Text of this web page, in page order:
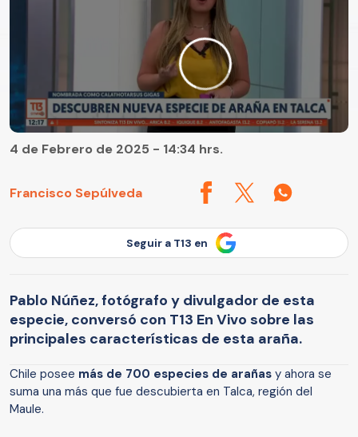
Francisco Sepúlveda
4 de Febrero de 2025 - 14:34 hrs.
Seguir a T13 en
Pablo Núñez, fotógrafo y divulgador de esta
especie, conversó con T13 En Vivo sobre las
principales características de esta araña.
Chile posee más de 700 especies de arañas y ahora se
suma una más que fue descubierta en Talca, región del
Maule.